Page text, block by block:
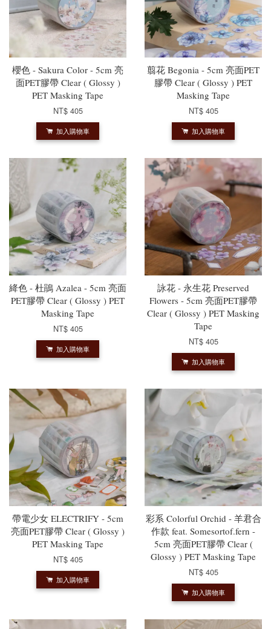
櫻色 - Sakura Color - 5cm 亮
面PET膠帶 Clear ( Glossy )
PET Masking Tape
NT$ 405
加入購物車
翦花 Begonia - 5cm 亮面PET
膠帶 Clear ( Glossy ) PET
Masking Tape
NT$ 405
加入購物車
絳色 - 杜鵑 Azalea - 5cm 亮面
PET膠帶 Clear ( Glossy ) PET
Masking Tape
NT$ 405
加入購物車
詠花 - 永生花 Preserved
Flowers - 5cm 亮面PET膠帶
Clear ( Glossy ) PET Masking
Tape
NT$ 405
加入購物車
帶電少女 ELECTRIFY - 5cm
亮面PET膠帶 Clear ( Glossy )
PET Masking Tape
NT$ 405
加入購物車
彩系 Colorful Orchid - 羊君合
作款 feat. Somesortof.fern -
5cm 亮面PET膠帶 Clear (
Glossy ) PET Masking Tape
NT$ 405
加入購物車